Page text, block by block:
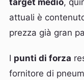
target medio,
attuali è
prezza già gran
I punti di forza
fornitore di